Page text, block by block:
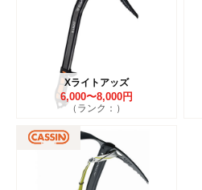
Xライトアッズ
6,000〜8,000円
（ランク：）